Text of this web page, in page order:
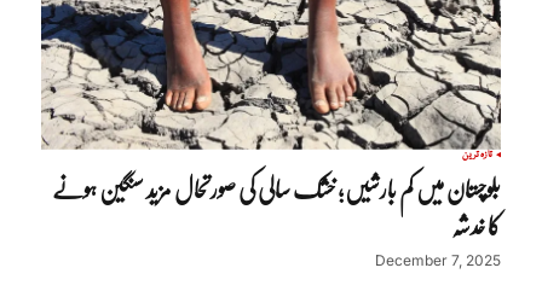
تازہ ترین
بلوچستان میں کم بارشیں؛ خشک سالی کی صورتحال مزید سنگین ہونے
کا خدشہ
December 7, 2025